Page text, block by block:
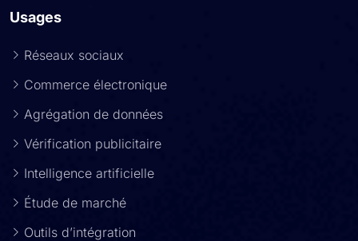
Usages
Réseaux sociaux
Commerce électronique
Agrégation de données
Vérification publicitaire
Intelligence artificielle
Étude de marché
Outils d’intégration